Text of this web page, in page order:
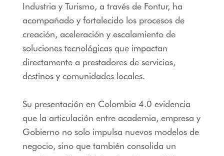
Industria y Turismo, a través de Fontur, ha
acompañado y fortalecido los procesos de
creación, aceleración y escalamiento de
soluciones tecnológicas que impactan
directamente a prestadores de servicios,
destinos y comunidades locales.
Su presentación en Colombia 4.0 evidencia
que la articulación entre academia, empresa y
Gobierno no solo impulsa nuevos modelos de
negocio, sino que también consolida un